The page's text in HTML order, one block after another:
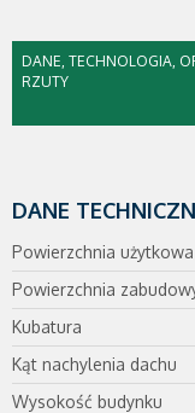
DANE, TECHNOLOGIA,
RZUTY
DANE
Powierzchnia użytkowa
Powierzchnia
Kubatura
Kąt nachylenia dachu
Wysokość budynku